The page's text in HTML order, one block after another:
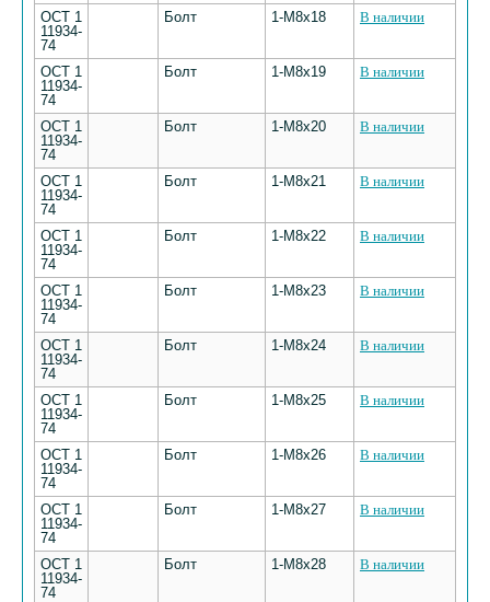
ОСТ 1
11934-
74
Болт 1-М8х18 В наличии
ОСТ 1
11934-
74
Болт 1-М8х19 В наличии
ОСТ 1
11934-
74
Болт 1-М8х20 В наличии
ОСТ 1
11934-
74
Болт 1-М8х21 В наличии
ОСТ 1
11934-
74
Болт 1-М8х22 В наличии
ОСТ 1
11934-
74
Болт 1-М8х23 В наличии
ОСТ 1
11934-
74
Болт 1-М8х24 В наличии
ОСТ 1
11934-
74
Болт 1-М8х25 В наличии
ОСТ 1
11934-
74
Болт 1-М8х26 В наличии
ОСТ 1
11934-
74
Болт 1-М8х27 В наличии
ОСТ 1
11934-
74
Болт 1-М8х28 В наличии